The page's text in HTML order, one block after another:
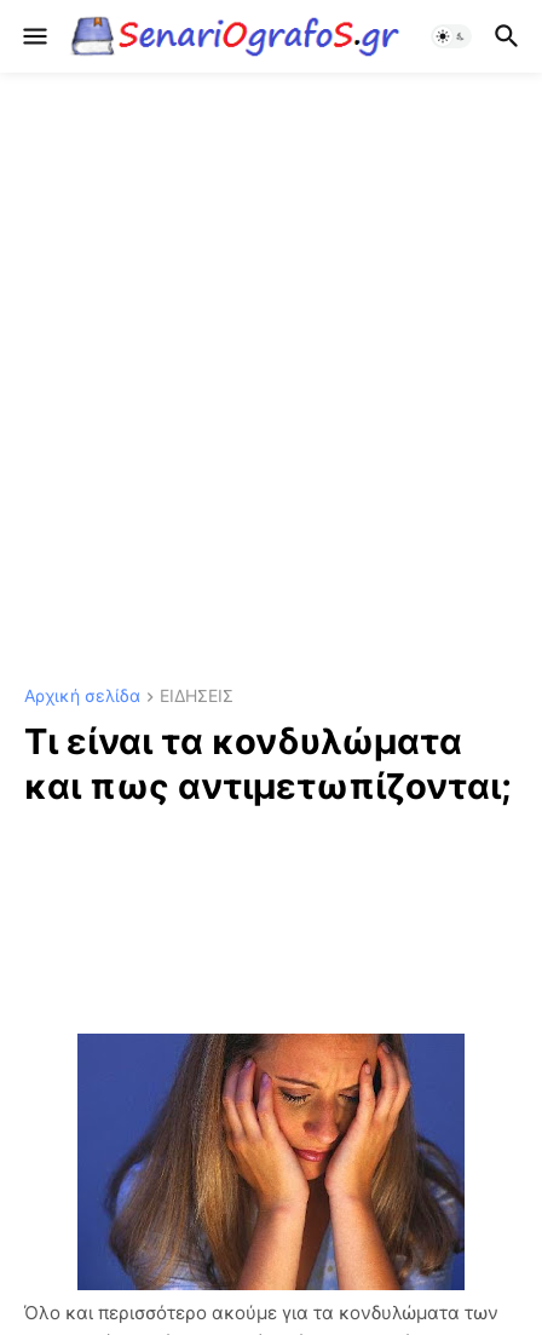
Αρχική σελίδα ΕΙΔΗΣΕΙΣ
Τι είναι τα κονδυλώματα
και πως αντιμετωπίζονται;
Όλο και περισσότερο ακούμε για τα κονδυλώματα των